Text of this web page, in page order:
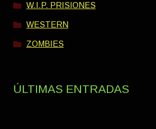
W.I.P. PRISIONES
WESTERN
ZOMBIES
ÚLTIMAS ENTRADAS